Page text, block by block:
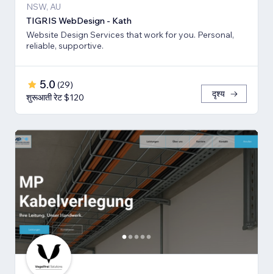
NSW, AU
TIGRIS WebDesign - Kath
Website Design Services that work for you. Personal,
reliable, supportive.
5.0 (29)
शुरूआती रेट $120
दृश्य